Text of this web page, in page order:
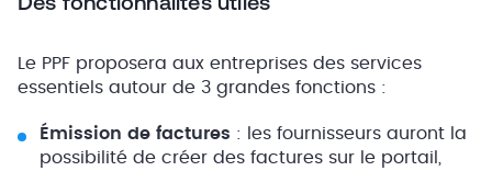
Le PPF proposera aux entreprises des services
essentiels autour de 3 grandes fonctions :
Émission de factures : les fournisseurs auront la
possibilité de créer des factures sur le portail,